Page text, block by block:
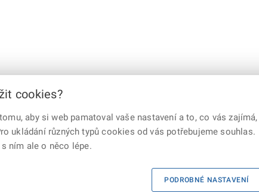
Prohlášení o přístupnosti | RSS
cookies?
aby si web pamatoval vaše nastavení a to, co vás zajímá,
ukládání různých typů cookies od vás potřebujeme souhlas.
ním ale o něco lépe.
PODROBNÉ NASTAVENÍ